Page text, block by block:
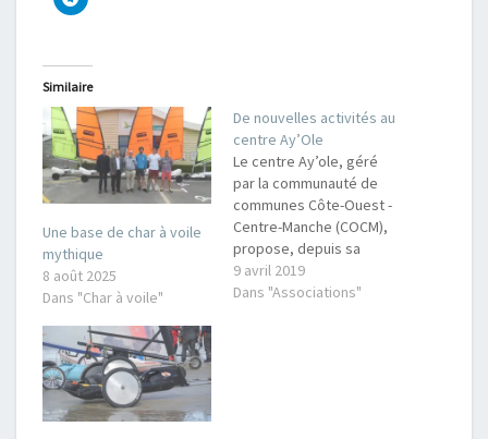
Similaire
Une base de char à voile
mythique
8 août 2025
Dans "Char à voile"
De nouvelles activités au
centre Ay’Ole
Le centre Ay’ole, géré
par la communauté de
communes Côte-Ouest -
Centre-Manche (COCM),
propose, depuis sa
création des initiations,
des stages et des
9 avril 2019
Dans "Associations"